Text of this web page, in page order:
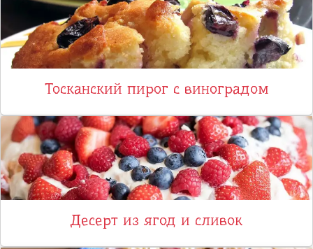
Тосканский пирог с виноградом
Десерт из ягод и сливок